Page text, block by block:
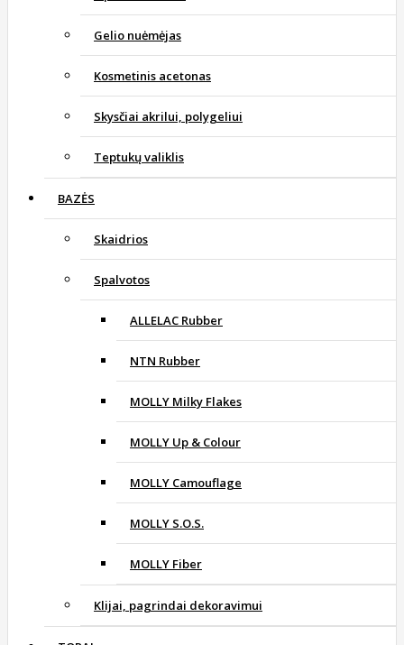
Gelio nuėmėjas
Kosmetinis acetonas
Skysčiai akrilui, polygeliui
Teptukų valiklis
BAZĖS
Skaidrios
Spalvotos
ALLELAC Rubber
NTN Rubber
MOLLY Milky Flakes
MOLLY Up & Colour
MOLLY Camouflage
MOLLY S.O.S.
MOLLY Fiber
Klijai, pagrindai dekoravimui